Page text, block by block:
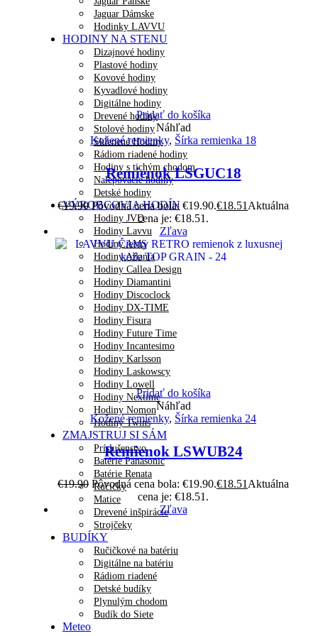
Jaguar Dámske
Hodinky LAVVU
HODINY NA STENU
Dizajnové hodiny
Plastové hodiny
Kovové hodiny
Kyvadlové hodiny
Digitálne hodiny
Drevené hodiny
Stolové hodiny
Sklenené Hodiny
Rádiom riadené hodiny
Hodiny s tichým chodom
Nalepovacie hodiny
Detské hodiny
VÝROBCOVIA HODÍN
Hodiny JVD
Hodiny Lavvu
Hodiny AMS
Hodiny Atlanta
Hodiny Callea Design
Hodiny Diamantini
Hodiny Discoclock
Hodiny DX-TIME
Hodiny Fisura
Hodiny Future Time
Hodiny Incantesimo
Hodiny Karlsson
Hodiny Laskowscy
Hodiny Lowell
Hodiny Nextime
Hodiny Nomon
Hodiny Twins
ZMAJSTRUJ SI SÁM
Príslušenstvo
Batérie Panasonic
Batérie Renata
Ručičky
Matice
Drevené inšpirácie
Strojčeky
BUDÍKY
Ručičkové na batériu
Digitálne na batériu
Rádiom riadené
Detské budíky
Plynulým chodom
Budík do Siete
Meteo
Pridať do košíka
Náhľad
Kožené remienky, Šírka remienka 18
Remienok LSGUC18
€19.90 Pôvodná cena bola: €19.90.€18.51 Aktuálna
cena je: €18.51.
Zľava
Pridať do košíka
Náhľad
Kožené remienky, Šírka remienka 24
Remienok LSWUB24
€19.90 Pôvodná cena bola: €19.90.€18.51 Aktuálna
cena je: €18.51.
Zľava